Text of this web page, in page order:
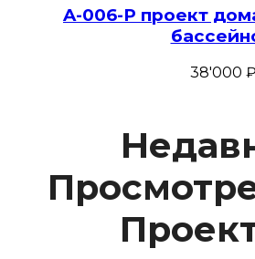
A-006-P проект
38'000 ₽